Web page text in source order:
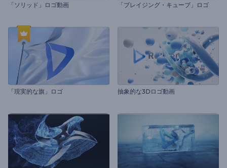
「ソリッド」ロゴ動画 「ブレイジング・キューブ」ロゴ
「現実的な旗」ロゴ 抽象的な3Dロゴ動画